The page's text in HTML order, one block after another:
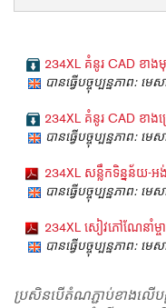
234XL គំនូរ CAD ខាង
បានធ្វើបច្ចុប្បន្នភាព: មេ
234XL គំនូរ CAD ខាង
បានធ្វើបច្ចុប្បន្នភាព: មេ
234XL សន្លឹកទិន្នន័យ-អង់
បានធ្វើបច្ចុប្បន្នភាព: មេ
234XL សៀវភៅណែនាំម្ច
បានធ្វើបច្ចុប្បន្នភាព: មេ
ប្រសិនបើតំណភ្ជាប់ខាងលើបង្